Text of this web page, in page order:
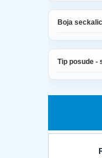
Boja
Tip posude -